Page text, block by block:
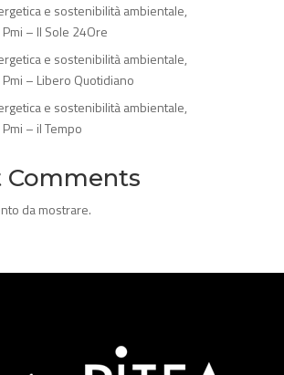
e sostenibilità ambientale,
– Il Sole 24Ore
e sostenibilità ambientale,
– Libero Quotidiano
e sostenibilità ambientale,
– il Tempo
Comments
da mostrare.